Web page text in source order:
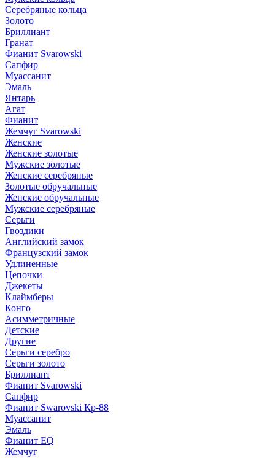
Серебряные кольца
Золото
Бриллиант
Гранат
Фианит Svarowski
Сапфир
Муассанит
Эмаль
Янтарь
Агат
Фианит
Жемчуг Svarowski
Женские
Женские золотые
Мужские золотые
Женские серебряные
Золотые обручальные
Женские обручальные
Мужские серебряные
Серьги
Гвоздики
Английский замок
Французский замок
Удлиненные
Цепочки
Джекеты
Клаймберы
Конго
Асимметричные
Детские
Другие
Серьги серебро
Серьги золото
Бриллиант
Фианит Svarowski
Сапфир
Фианит Swarovski Кр-88
Муассанит
Эмаль
Фианит EQ
Жемчуг